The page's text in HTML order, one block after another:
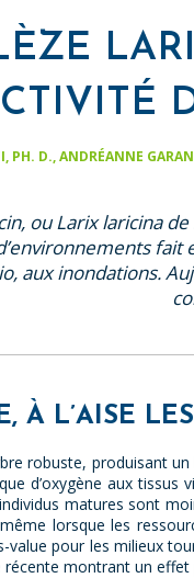
PH. D., ANDRÉANNE
ou Larix laricina
aux inondations.
À L’AISE
robuste, produisant
d’oxygène aux
matures sont
lorsque les
value pour les milieux
montrant un